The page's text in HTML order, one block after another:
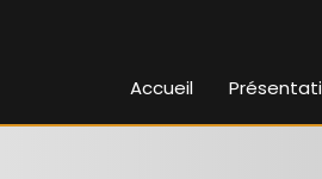
Accueil